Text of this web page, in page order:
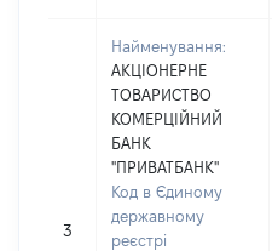
3
Найменування:
АКЦІОНЕРНЕ
ТОВАРИСТВО
КОМЕРЦІЙНИЙ
БАНК
"ПРИВАТБАНК"
Код в Єдиному
державному
реєстрі